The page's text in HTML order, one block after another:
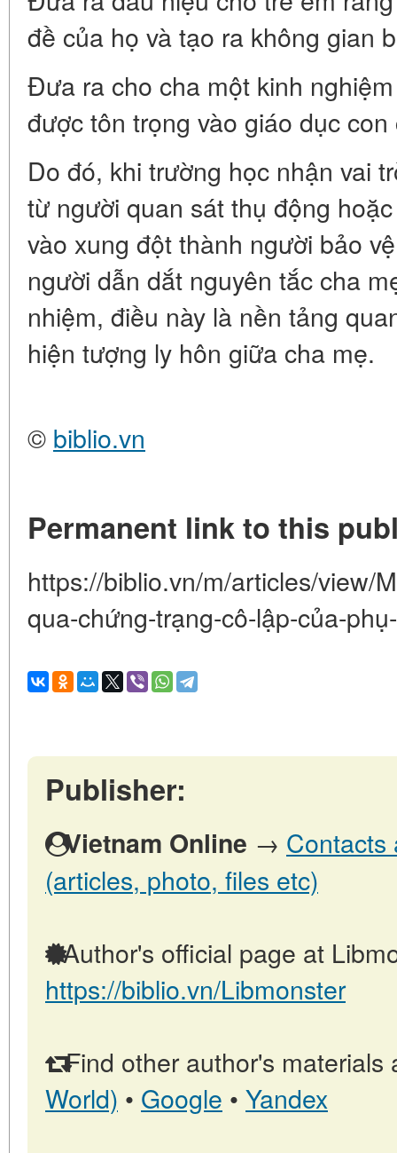
đề của họ và tạo ra không gian
Đưa ra cho cha một kinh
được tôn trọng vào giáo dục con
Do đó, khi trường học nhận vai
từ người quan sát thụ động
vào xung đột thành người bảo
người dẫn dắt nguyên tắc cha
nhiệm, điều này là nền tảng
hiện tượng ly hôn giữa cha mẹ.
© biblio.vn
Permanent link to this
https://biblio.vn/m/articles/view/
qua-chứng-trạng-cô-lập-của-
Publisher:
Vietnam Online → Contacts
(articles, photo, files etc)
Author's official page at
https://biblio.vn/Libmonster
Find other author's materials
World) • Google • Yandex